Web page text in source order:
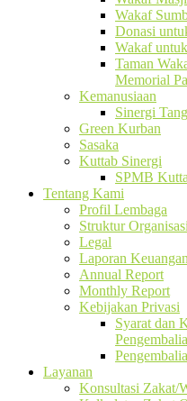
Wakaf
Donasi
Wakaf
Taman
Memorial
Kemanusiaan
Sinergi
Green Kurban
Sasaka
Kuttab Sinergi
SPMB
Tentang Kami
Profil Lembaga
Struktur Organisasi
Legal
Laporan Keuangan
Annual Report
Monthly Report
Kebijakan Privasi
Syarat dan
Layanan
Konsultasi Zakat/